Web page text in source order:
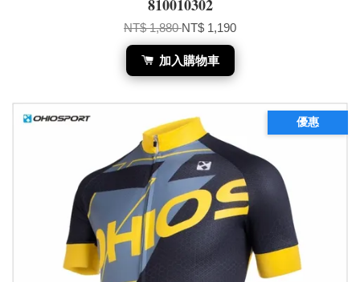
810010302
NT$ 1,880NT$ 1,190
加入購物車
優惠